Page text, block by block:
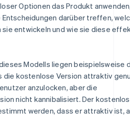
Optionen das Produkt
darüber treffen,
sie entwickeln und wie sie diese
Modells liegen beispielsweise
die kostenlose Version attraktiv
anzulocken, aber die
nicht kannibalisiert. Der
werden, dass er attraktiv ist,